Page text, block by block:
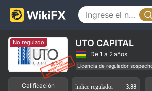
No regulado UTO CAPITAL
De 1 a 2 años
Licencia de regulador
Riesgo potencial alto
Calificación
0
5
6
7
8
Índice regulador
3.88